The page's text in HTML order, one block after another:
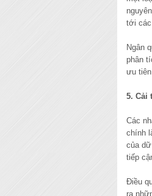
tới các
Ngân
phân
ưu
5. Cải
Các
chính
của
tiếp
Điều
ra